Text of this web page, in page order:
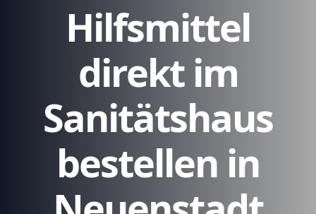
Hilfsmittel
direkt im
Sanitätshaus
bestellen in